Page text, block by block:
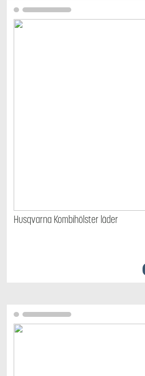
De
olika
alternativen
kan
Husqvarna Kombihölster läder